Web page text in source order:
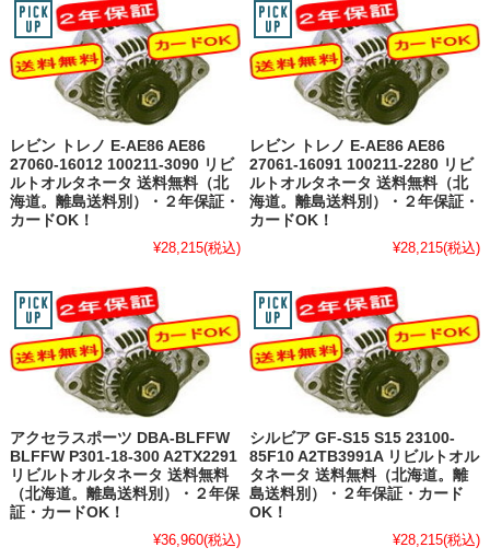
レビン トレノ E-AE86 AE86
27060-16012 100211-3090 リビ
ルトオルタネータ 送料無料（北
海道。離島送料別）・２年保証・
カードOK！
¥28,215(税込)
レビン トレノ E-AE86 AE86
27061-16091 100211-2280 リビ
ルトオルタネータ 送料無料（北
海道。離島送料別）・２年保証・
カードOK！
¥28,215(税込)
アクセラスポーツ DBA-BLFFW
BLFFW P301-18-300 A2TX2291
リビルトオルタネータ 送料無料
（北海道。離島送料別）・２年保
証・カードOK！
¥36,960(税込)
シルビア GF-S15 S15 23100-
85F10 A2TB3991A リビルトオル
タネータ 送料無料（北海道。離
島送料別）・２年保証・カード
OK！
¥28,215(税込)